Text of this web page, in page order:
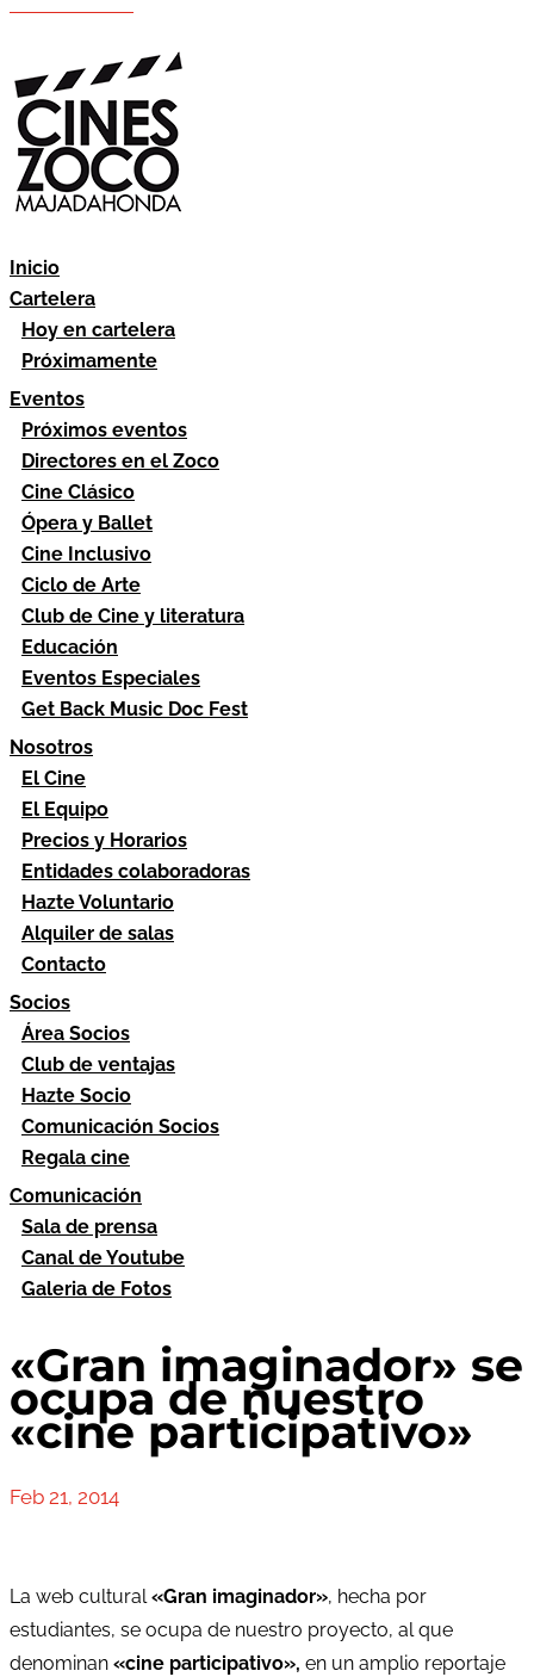
Inicio
Cartelera
Hoy en cartelera
Próximamente
Eventos
Próximos eventos
Directores en el Zoco
Cine Clásico
Ópera y Ballet
Cine Inclusivo
Ciclo de Arte
Club de Cine y literatura
Educación
Eventos Especiales
Get Back Music Doc Fest
Nosotros
El Cine
El Equipo
Precios y Horarios
Entidades colaboradoras
Hazte Voluntario
Alquiler de salas
Contacto
Socios
Área Socios
Club de ventajas
Hazte Socio
Comunicación Socios
Regala cine
Comunicación
Sala de prensa
Canal de Youtube
Galeria de Fotos
«Gran imaginador» se
ocupa de nuestro
«cine participativo»
Feb 21, 2014
La web cultural«Gran imaginador», hecha por
estudiantes, se ocupa de nuestro proyecto, al que
denominan «cine participativo», en un amplio reportaje